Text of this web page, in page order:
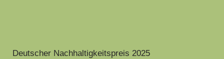
Deutscher Nachhaltigkeitspreis 2025